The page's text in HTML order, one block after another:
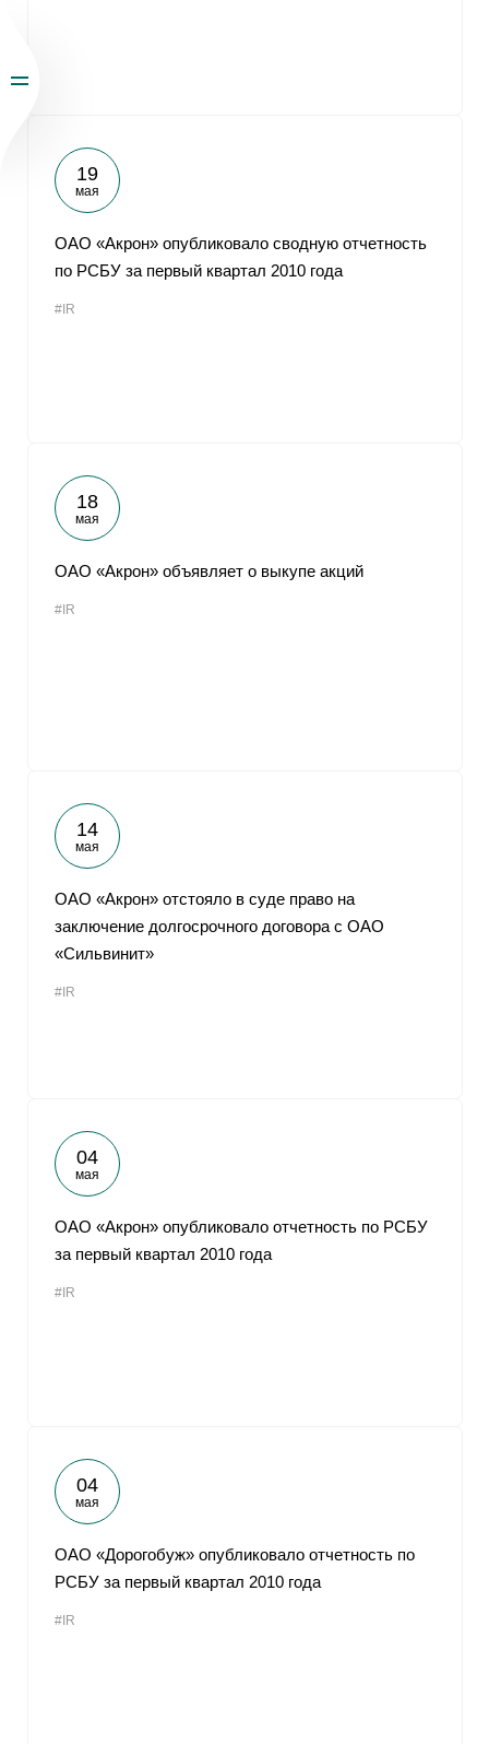
19
мая
ОАО «Акрон» опубликовало сводную отчетность
по РСБУ за первый квартал 2010 года
#IR
18
мая
ОАО «Акрон» объявляет о выкупе акций
#IR
14
мая
ОАО «Акрон» отстояло в суде право на
заключение долгосрочного договора с ОАО
«Сильвинит»
#IR
04
мая
ОАО «Акрон» опубликовало отчетность по РСБУ
за первый квартал 2010 года
#IR
04
мая
ОАО «Дорогобуж» опубликовало отчетность по
РСБУ за первый квартал 2010 года
#IR